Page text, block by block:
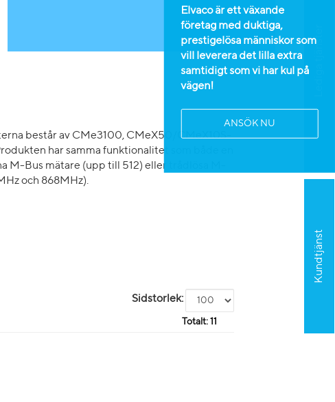
Kundtjänst
Lediga tjänster
Elvaco är ett växande
företag med duktiga,
prestigelösa människor som
vill leverera det lilla extra
samtidigt som vi har kul på
vägen!
ANSÖK NU
består av CMe3100, CMeX50/CMeX10S-
har samma funktionalitet som både en
M-Bus mätare (upp till 512) eller trådlösa M-
och 868MHz).
Sidstorlek:
Totalt: 11